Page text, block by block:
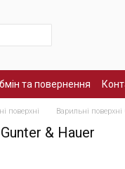
та повернення
поверхні Варильні
& Hauer